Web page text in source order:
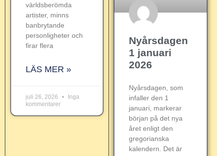
världsberömda
artister, minns
banbrytande
personligheter och
firar flera
LÄS MER »
juli 26, 2026
Inga
kommentarer
Nyårsdagen
1 januari
2026
Nyårsdagen, som
infaller den 1
januari, markerar
början på det nya
året enligt den
gregorianska
kalendern. Det är